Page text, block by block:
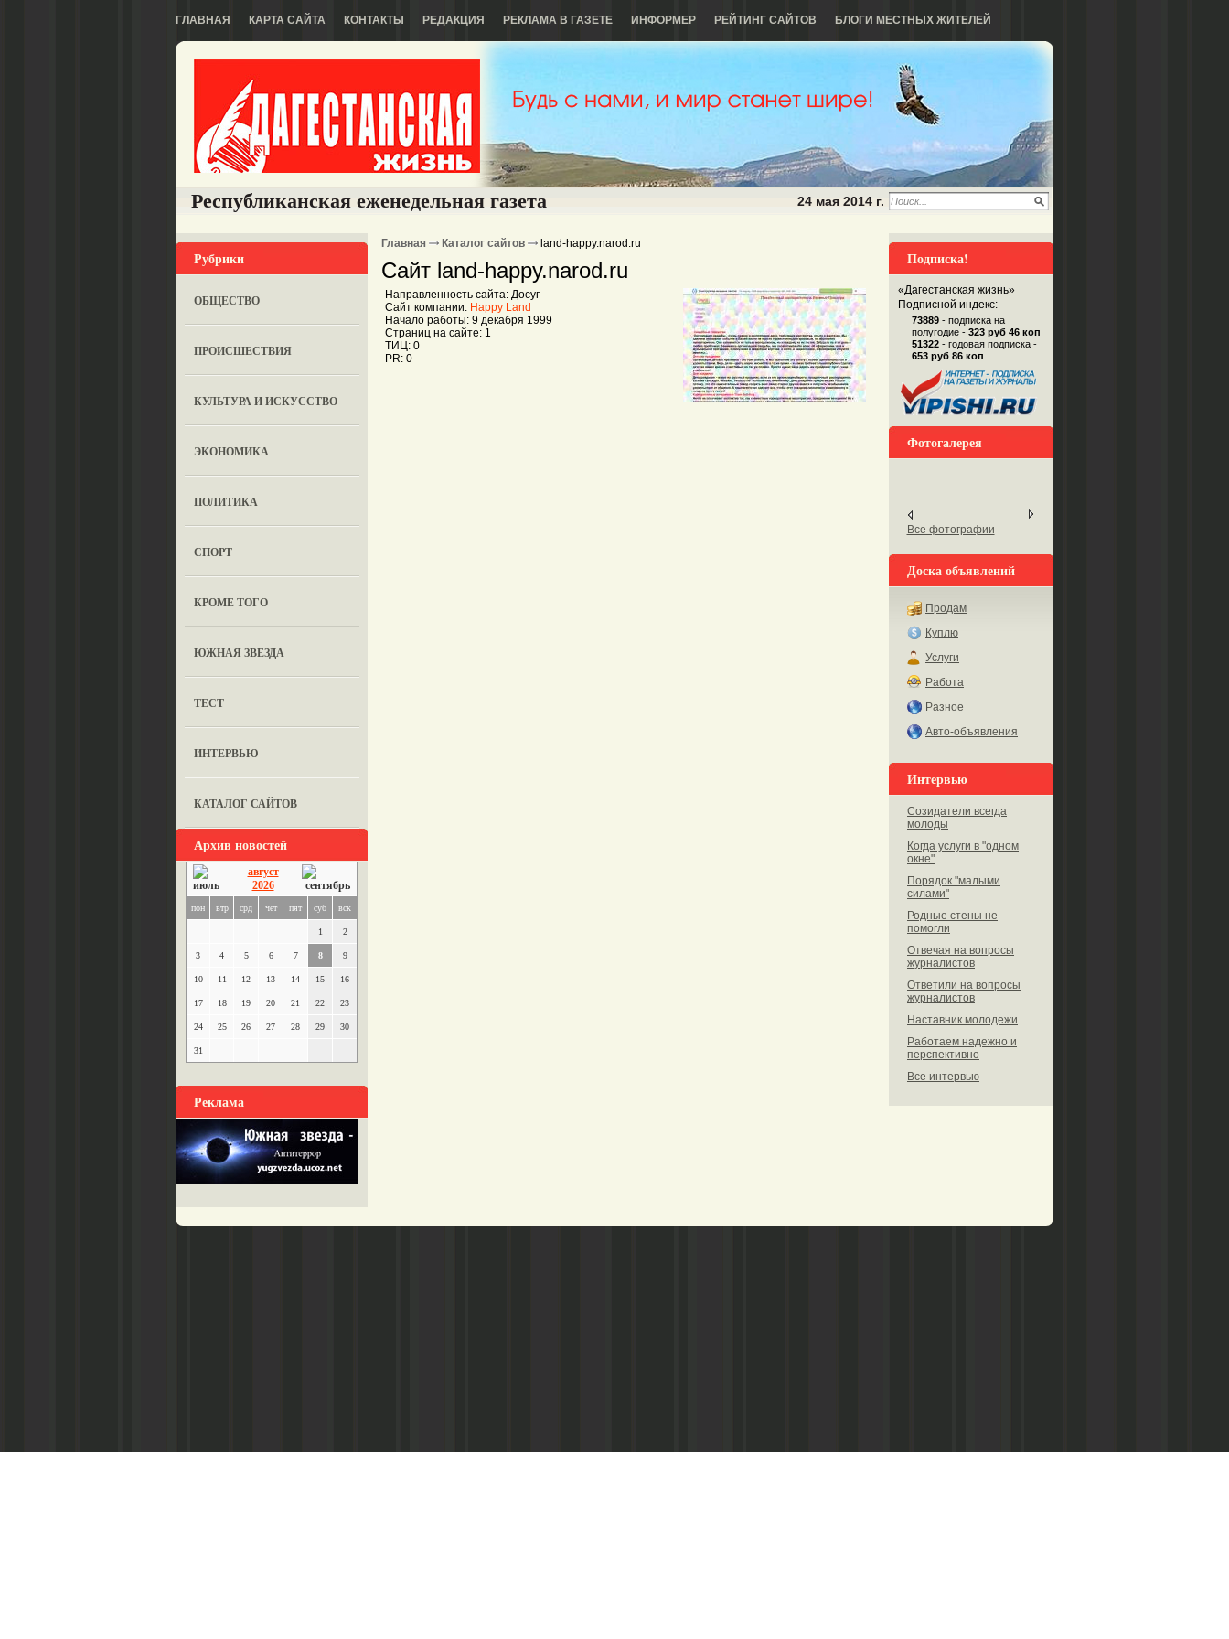
ГЛАВНАЯ КАРТА САЙТА КОНТАКТЫ РЕДАКЦИЯ РЕКЛАМА В ГАЗЕТЕ ИНФОРМЕР РЕЙТИНГ САЙТОВ БЛОГИ МЕСТНЫХ ЖИТЕЛЕЙ
Республиканская еженедельная газета 24 мая 2014 г.
Рубрики
ОБЩЕСТВО
ПРОИСШЕСТВИЯ
КУЛЬТУРА И ИСКУССТВО
ЭКОНОМИКА
ПОЛИТИКА
СПОРТ
КРОМЕ ТОГО
ЮЖНАЯ ЗВЕЗДА
ТЕСТ
ИНТЕРВЬЮ
КАТАЛОГ САЙТОВ
Архив новостей
август
2026
пон втр срд чет пят суб вск
1 2
3 4 5 6 7 8 9
10 11 12 13 14 15 16
17 18 19 20 21 22 23
24 25 26 27 28 29 30
31
Реклама
Главная Каталог сайтов land-happy.narod.ru
Сайт land-happy.narod.ru
Направленность сайта: Досуг
Сайт компании: Happy Land
Начало работы: 9 декабря 1999
Страниц на сайте: 1
ТИЦ: 0
PR: 0
Подписка!
«Дагестанская жизнь»
Подписной индекс:
73889 - подписка на
полугодие - 323 руб 46 коп
51322 - годовая подписка -
653 руб 86 коп
Фотогалерея
Все фотографии
Доска объявлений
Продам
Куплю
Услуги
Работа
Разное
Авто-объявления
Интервью
Созидатели всегда
молоды
Когда услуги в "одном
окне"
Порядок "малыми
силами"
Родные стены не
помогли
Отвечая на вопросы
журналистов
Ответили на вопросы
журналистов
Наставник молодежи
Работаем надежно и
перспективно
Все интервью